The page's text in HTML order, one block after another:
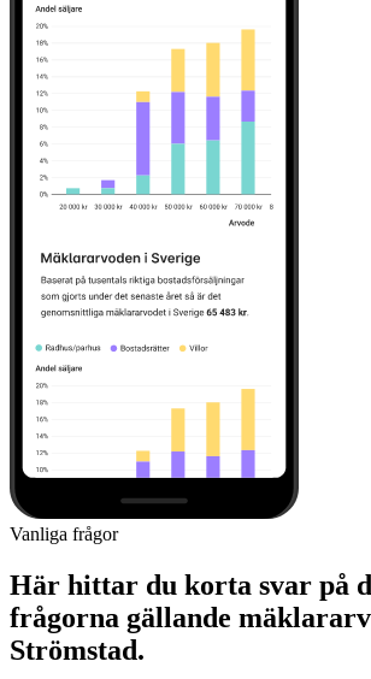
Vanliga frågor
Här hittar du korta svar på
frågorna gällande
Strömstad.